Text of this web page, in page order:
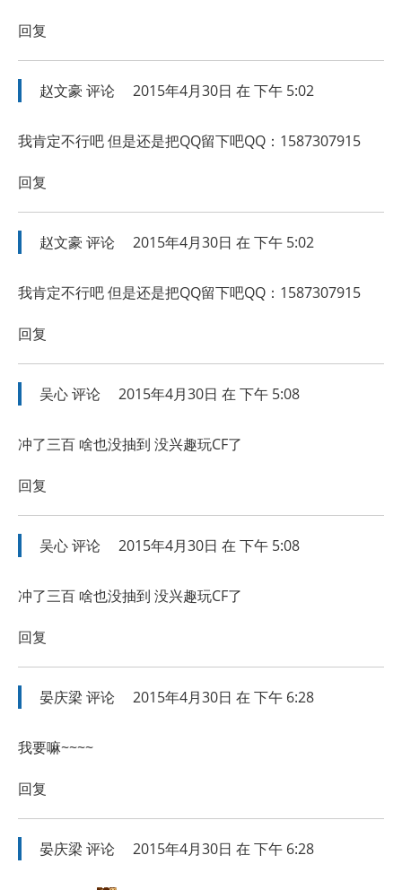
回复
赵文豪 评论 2015年4月30日 在 下午 5:02
我肯定不行吧 但是还是把QQ留下吧QQ：1587307915
回复
赵文豪 评论 2015年4月30日 在 下午 5:02
我肯定不行吧 但是还是把QQ留下吧QQ：1587307915
回复
吴心评论 2015年4月30日 在 下午 5:08
冲了三百 啥也没抽到 没兴趣玩CF了
回复
吴心评论 2015年4月30日 在 下午 5:08
冲了三百 啥也没抽到 没兴趣玩CF了
回复
晏庆梁 评论 2015年4月30日 在 下午 6:28
我要嘛~~~~
回复
晏庆梁 评论 2015年4月30日 在 下午 6:28